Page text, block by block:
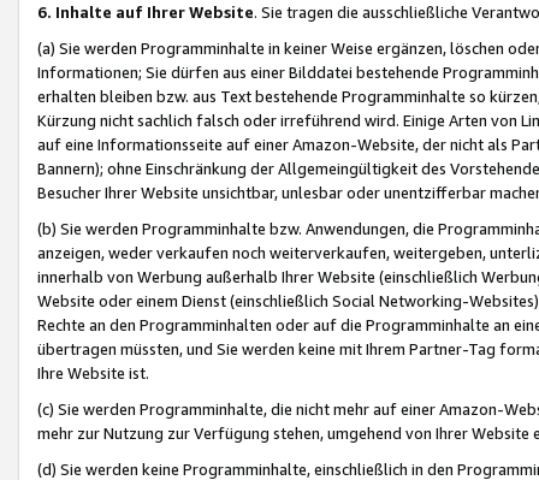
6. Inhalte auf Ihrer Website. Sie tragen die ausschließliche
(a) Sie werden Programminhalte in keiner Weise ergänzen, löschen
Informationen; Sie dürfen aus einer Bilddatei bestehende
erhalten bleiben bzw. aus Text bestehende Programminhalte so
Kürzung nicht sachlich falsch oder irreführend wird. Einige Arten von
auf eine Informationsseite auf einer Amazon-Website, der nicht als
Bannern); ohne Einschränkung der Allgemeingültigkeit des
Besucher Ihrer Website unsichtbar, unlesbar oder unentzifferbar
(b) Sie werden Programminhalte bzw. Anwendungen, die
anzeigen, weder verkaufen noch weiterverkaufen, weitergeben,
innerhalb von Werbung außerhalb Ihrer Website (einschließlich
Website oder einem Dienst (einschließlich Social Networking-
Rechte an den Programminhalten oder auf die Programminhalte an
übertragen müssten, und Sie werden keine mit Ihrem Partner-Tag
Ihre Website ist.
(c) Sie werden Programminhalte, die nicht mehr auf einer Amazon-
mehr zur Nutzung zur Verfügung stehen, umgehend von Ihrer
(d) Sie werden keine Programminhalte, einschließlich in den